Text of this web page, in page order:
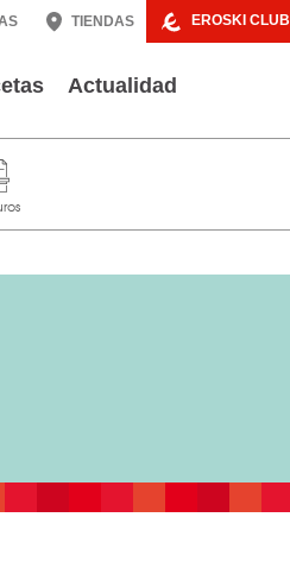
EROSKI CLUB
TIENDAS
Actualidad